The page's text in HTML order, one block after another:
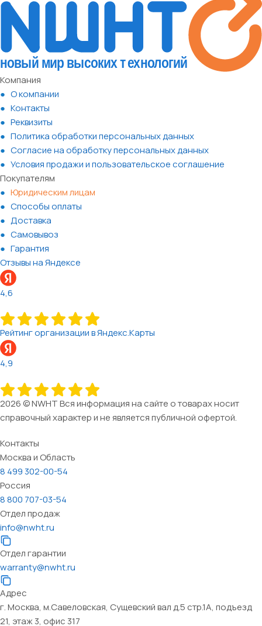
Компания
О компании
Контакты
Реквизиты
Политика обработки персональных данных
Согласие на обработку персональных данных
Условия продажи и пользовательское соглашение
Покупателям
Юридическим лицам
Способы оплаты
Доставка
Самовывоз
Гарантия
Отзывы на Яндексе
4,6
Рейтинг организации в Яндекс.Карты
4,9
2026 © NWHT Вся информация на сайте о товарах носит
справочный характер и не является публичной офертой.
Контакты
Москва и Область
8 499 302-00-54
Россия
8 800 707-03-54
Отдел продаж
info@nwht.ru
Отдел гарантии
warranty@nwht.ru
Адрес
г. Москва, м.Савеловская, Сущевский вал д.5 стр.1А, подъезд
21, этаж 3, офис 317